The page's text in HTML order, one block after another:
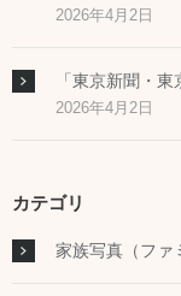
2026年4月2日
「東京新聞・
2026年4月2日
カテゴリ
家族写真（ファ